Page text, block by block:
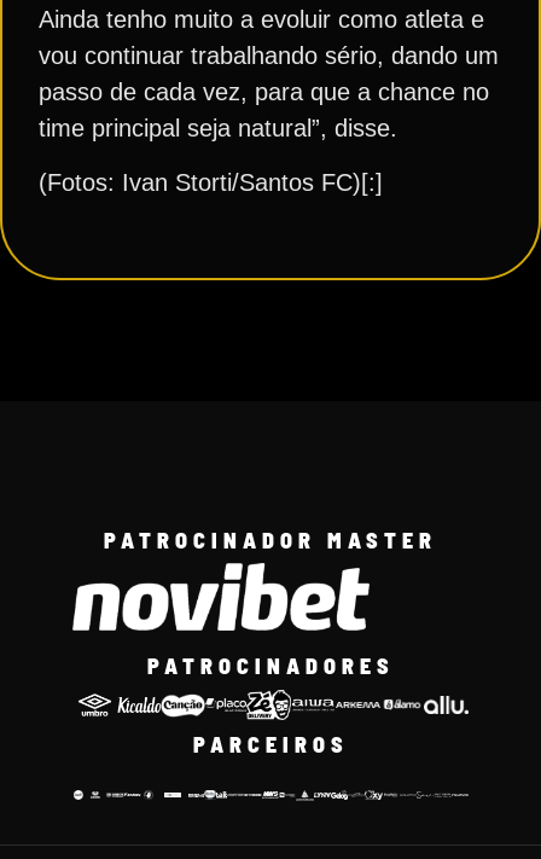
Ainda tenho muito a evoluir como atleta e
vou continuar trabalhando sério, dando um
passo de cada vez, para que a chance no
time principal seja natural”, disse.
(Fotos: Ivan Storti/Santos FC)[:]
PATROCINADOR MASTER
PATROCINADORES
PARCEIROS